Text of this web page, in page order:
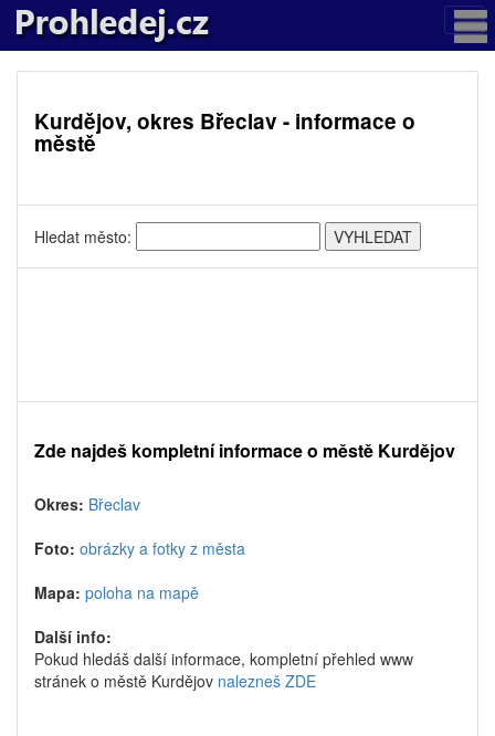
Kurdějov, okres Břeclav - informace o
městě
Hledat město:
Zde najdeš kompletní informace o městě Kurdějov
Okres: Břeclav
Foto: obrázky a fotky z města
Mapa: poloha na mapě
Další info:
Pokud hledáš další informace, kompletní přehled www
stránek o městě Kurdějov nalezneš ZDE